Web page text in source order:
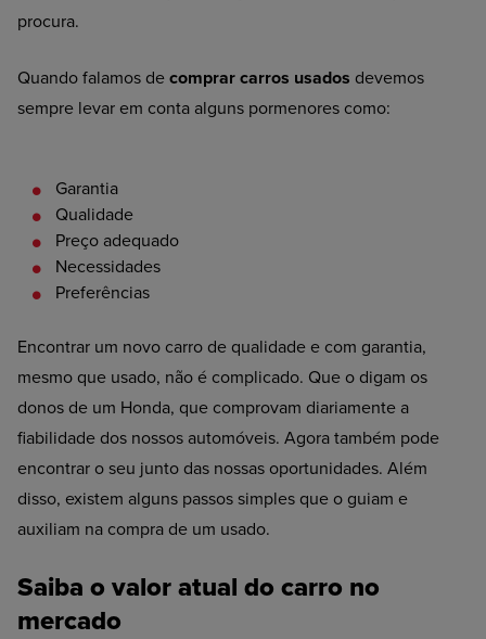
procura.
Quando falamos de comprar carros usados devemos
sempre levar em conta alguns pormenores como:
Garantia
Qualidade
Preço adequado
Necessidades
Preferências
Encontrar um novo carro de qualidade e com garantia,
mesmo que usado, não é complicado. Que o digam os
donos de um Honda, que comprovam diariamente a
fiabilidade dos nossos automóveis. Agora também pode
encontrar o seu junto das nossas oportunidades. Além
disso, existem alguns passos simples que o guiam e
auxiliam na compra de um usado.
Saiba o valor atual do carro no
mercado